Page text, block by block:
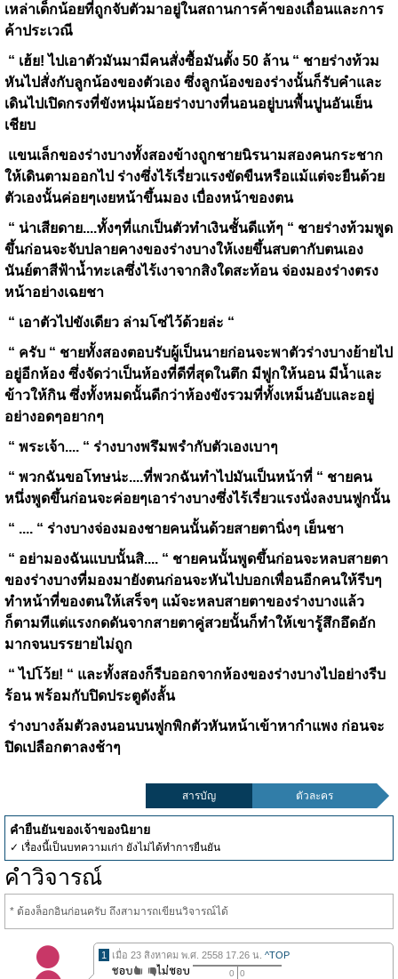
เหล่าเด็กน้อยที่ถูกจับตัวมาอยู่ในสถานการค้าของเถื่อนและการ
ค้าประเวณี
“ เฮ้ย! ไปเอาตัวมันมามีคนสั่งซื้อมันตั้ง 50 ล้าน “ ชายร่างท้วม
หันไปสั่งกับลูกน้องของตัวเอง ซึ่งลูกน้องของร่างนั้นก็รับคำและ
เดินไปเปิดกรงที่ขังหนุ่มน้อยร่างบางที่นอนอยู่บนพื้นปูนอันเย็น
เชียบ
แขนเล็กของร่างบางทั้งสองข้างถูกชายนิรนามสองคนกระชาก
ให้เดินตามออกไป ร่างซึ่งไร้เรี่ยวแรงขัดขืนหรือแม้แต่จะยืนด้วย
ตัวเองนั้นค่อยๆเงยหน้าขึ้นมอง เบื่องหน้าของตน
“ น่าเสียดาย....ทั้งๆที่แกเป็นตัวทำเงินชั้นดีแท้ๆ “ ชายร่างท้วมพูด
ขึ้นก่อนจะจับปลายคางของร่างบางให้เงยขึ้นสบตากับตนเอง
นันย์ตาสีฟ้าน้ำทะเลซึ่งไร้เงาจากสิงใดสะท้อน จ่องมองร่างตรง
หน้าอย่างเฉยชา
“ เอาตัวไปขังเดียว ล่ามโซ่ไว้ด้วยล่ะ “
“ ครับ “ ชายทั้งสองตอบรับผู้เป็นนายก่อนจะพาตัวร่างบางย้ายไป
อยู่อีกห้อง ซึ่งจัดว่าเป็นห้องที่ดีที่สุดในตึก มีฟูกให้นอน มีน้ำและ
ข้าวให้กิน ซึ่งทั้งหมดนั้นดีกว่าห้องขังรวมที่ทั้งเหม็นอับและอยู่
อย่างอดๆอยากๆ
“ พระเจ้า.... “ ร่างบางพรึมพรำกับตัวเองเบาๆ
“ พวกฉันขอโทษน่ะ....ที่พวกฉันทำไปมันเป็นหน้าที่ “ ชายคน
หนึ่งพูดขึ้นก่อนจะค่อยๆเอาร่างบางซึ่งไร้เรี่ยวแรงนั่งลงบนฟูกนั้น
“ .... “ ร่างบางจ่องมองชายคนนั้นด้วยสายตานิ่งๆ เย็นชา
“ อย่ามองฉันแบบนั้นสิ.... “ ชายคนนั้นพูดขึ้นก่อนจะหลบสายตา
ของร่างบางที่มองมายังตนก่อนจะหันไปบอกเพื่อนอีกคนให้รีบๆ
ทำหน้าที่ของตนให้เสร็จๆ แม้จะหลบสายตาของร่างบางแล้ว
ก็ตามทีแต่แรงกดดันจากสายตาคู่สวยนั้นก็ทำให้เขารู้สึกอึดอัก
มากจนบรรยายไม่ถูก
“ ไปโว้ย! “ และทั้งสองก็รีบออกจากห้องของร่างบางไปอย่างรีบ
ร้อน พร้อมกับปิดประตูดังลั้น
ร่างบางล้มตัวลงนอนบนฟูกพิกตัวหันหน้าเข้าหากำแพง ก่อนจะ
ปิดเปลือกตาลงช้าๆ
สารบัญ ตัวละคร
คำยืนยันของเจ้าของนิยาย
✓ เรื่องนี้เป็นบทความเก่า ยังไม่ได้ทำการยืนยัน
คำวิจารณ์
* ต้องล็อกอินก่อนครับ ถึงสามารถเขียนวิจารณ์ได้
1 เมื่อ 23 สิงหาคม พ.ศ. 2558 17.26 น. ^TOP
0 0